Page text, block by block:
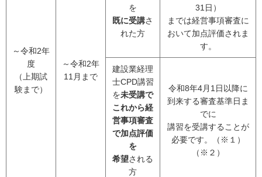
～令和2年
度
（上期試
験まで）
～令和2年
11月まで
を
既に受講さ
れた方
31日）
までは経営事項審査に
おいて加点評価されま
す。
建設業経理
士CPD講習
を未受講で
これから経
営事項審査
で加点評価
を
希望される
方
令和8年4月1日以降に
到来する審査基準日ま
でに
講習を受講することが
必要です。（※１）
（※２）